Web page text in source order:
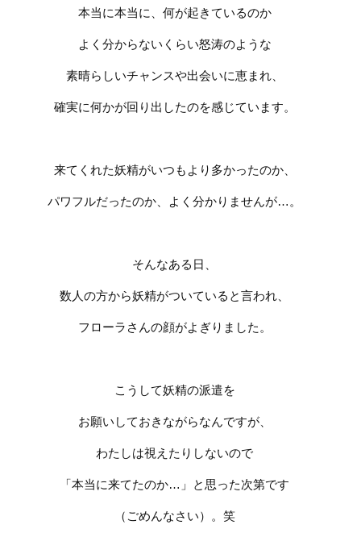
本当に本当に、何が起きているのか
よく分からないくらい怒涛のような
素晴らしいチャンスや出会いに恵まれ、
確実に何かが回り出したのを感じています。
来てくれた妖精がいつもより多かったのか、
パワフルだったのか、よく分かりませんが… 。
そんなある日、
数人の方から妖精がついていると言われ、
フローラさんの顔がよぎりました。
こうして妖精の派遣を
お願いしておきながらなんですが、
わたしは視えたりしないので
「本当に来てたのか… 」と思った次第です
（ごめんなさい）。笑